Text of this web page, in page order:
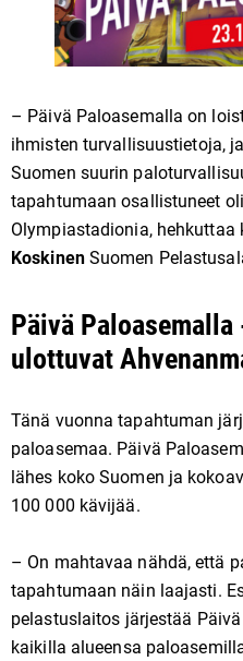
– Päivä Paloasemalla on
ihmisten turvallisuustietoja,
Suomen suurin
tapahtumaan osallistuneet
Olympiastadionia,
KoskinenSuomen
Päivä
ulottuvat
Tänä vuonna tapahtuman
paloasemaa. Päivä
lähes koko Suomen ja
100 000 kävijää.
– On mahtavaa nähdä, että
tapahtumaan näin laajasti.
pelastuslaitos järjestää
kaikilla alueensa